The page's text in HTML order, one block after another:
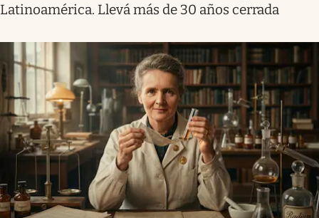
Latinoamérica. Llevá más de 30 años cerrada